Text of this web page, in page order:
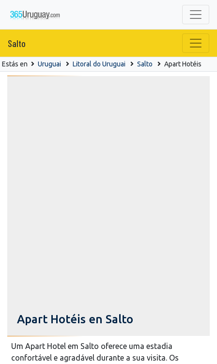
Salto
Estás en Uruguai Litoral do Uruguai Salto Apart Hotéis
Apart Hotéis en Salto
Um Apart Hotel em Salto oferece uma estadia
confortável e agradável durante a sua visita. Os